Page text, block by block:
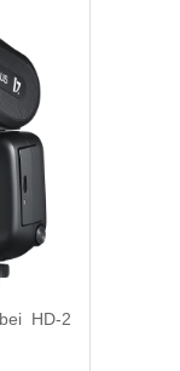
HD-2